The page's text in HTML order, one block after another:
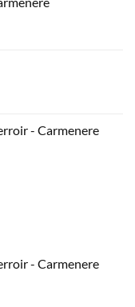
- Carmenere
- Carmenere